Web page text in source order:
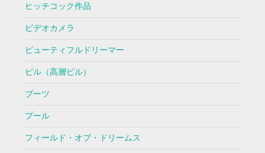
ヒッチコック作品
ビデオカメラ
ビューティフルドリーマー
ビル（高層ビル）
ブーツ
プール
フィールド・オブ・ドリームス